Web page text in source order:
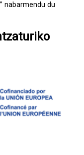
nabarmendu du